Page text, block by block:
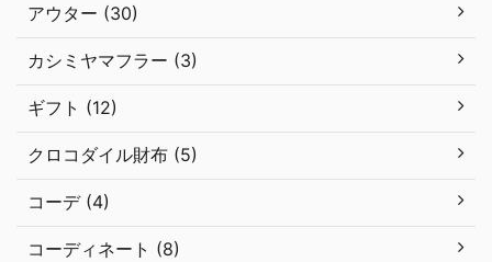
アウター (30)
カシミヤマフラー (3)
ギフト (12)
クロコダイル財布 (5)
コーデ (4)
コーディネート (8)